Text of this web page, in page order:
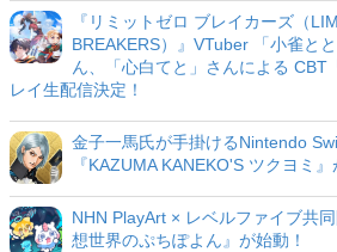
『リミットゼロ ブレイカーズ（
BREAKERS）』VTuber 「小雀と
ん、「心白てと」さんによる CBT
レイ生配信決定！
金子一馬氏が手掛けるNintendo
『KAZUMA KANEKO'S ツクヨミ』
NHN PlayArt × レベルファイブ共
想世界のぷちぽよん』が始動！